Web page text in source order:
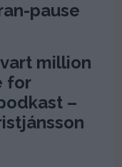
pause
million
for
–